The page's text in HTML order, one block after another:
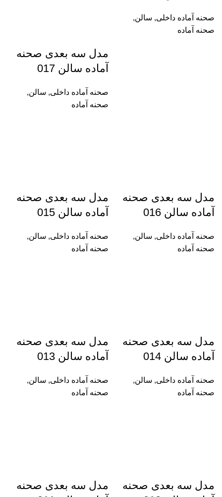
صحنه آماده داخلی, سالن,
صحنه آماده
مدل سه بعدی صحنه
آماده سالن 017
صحنه آماده داخلی, سالن,
صحنه آماده
مدل سه بعدی صحنه
آماده سالن 016
صحنه آماده داخلی, سالن,
صحنه آماده
مدل سه بعدی صحنه
آماده سالن 015
صحنه آماده داخلی, سالن,
صحنه آماده
مدل سه بعدی صحنه
آماده سالن 014
صحنه آماده داخلی, سالن,
صحنه آماده
مدل سه بعدی صحنه
آماده سالن 013
صحنه آماده داخلی, سالن,
صحنه آماده
مدل سه بعدی صحنه
مدل سه بعدی صحنه